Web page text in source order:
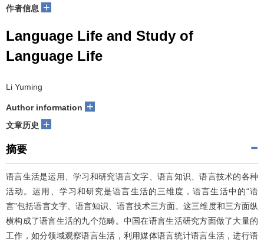
作者信息 +
Language Life and Study of
Language Life
Li Yuming
Author information +
文章历史 +
摘要
语言生活是运用、学习和研究语言文字、语言知识、语言技术的各种
活动。运用、学习和研究是语言生活的三维度，语言生活中的“语
言”包括语言文字、语言知识、语言技术三方面。这三维度和三方面纵
横构成了语言生活的九个范畴。中国在语言生活研究方面做了大量的
工作，如分领域观察语言生活，利用媒体语言统计语言生活，进行语